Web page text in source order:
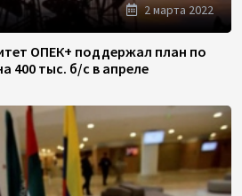
2 марта 2022
ОПЕК+ поддержал план по
400 тыс. б/с в апреле